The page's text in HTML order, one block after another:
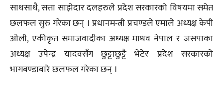
साथसाथै, सत्ता साझेदार दलहरुले प्रदेश सरकारको विषयमा समेत
छलफल सुरु गरेका छन् । प्रधानमन्त्री प्रचण्डले एमाले अध्यक्ष केपी
ओली, एकीकृत समाजवादीका अध्यक्ष माधव नेपाल र जसपाका
अध्यक्ष उपेन्द्र यादवसँग छुट्टाछुट्टै भेटेर प्रदेश सरकारको
भागबण्डाबारे छलफल गरेका छन् ।